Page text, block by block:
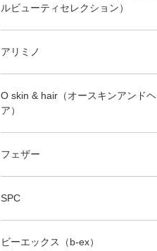
ルビューティセレクション）
アリミノ
O skin & hair（オースキンアンドヘ
ア）
フェザー
SPC
ビーエックス（b-ex）